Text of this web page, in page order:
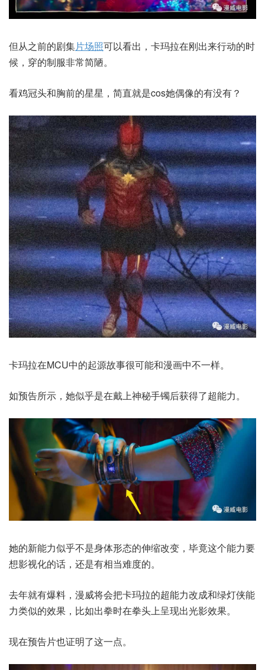
但从之前的剧集片场照可以看出，卡玛拉在刚出来行动的时
候，穿的制服非常简陋。
看鸡冠头和胸前的星星，简直就是cos她偶像的有没有？
卡玛拉在MCU中的起源故事很可能和漫画中不一样。
如预告所示，她似乎是在戴上神秘手镯后获得了超能力。
她的新能力似乎不是身体形态的伸缩改变，毕竟这个能力要
想影视化的话，还是有相当难度的。
去年就有爆料，漫威将会把卡玛拉的超能力改成和绿灯侠能
力类似的效果，比如出拳时在拳头上呈现出光影效果。
现在预告片也证明了这一点。